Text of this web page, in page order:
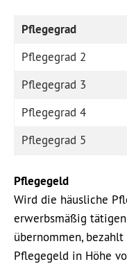
Pflegegrad
Pflegegrad 2
Pflegegrad 3
Pflegegrad 4
Pflegegrad 5
Pflegegeld
Wird die häusliche
erwerbsmäßig
übernommen,
Pflegegeld in Höhe